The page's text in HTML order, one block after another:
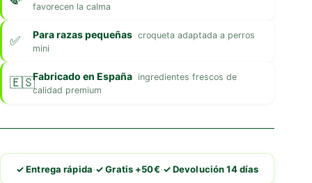
favorecen la calma
Para razas pequeñas croqueta adaptada a perros
mini
Fabricado en España ingredientes frescos de
calidad premium
✓ Entrega rápida·✓ Gratis +50€·✓ Devolución 14 días